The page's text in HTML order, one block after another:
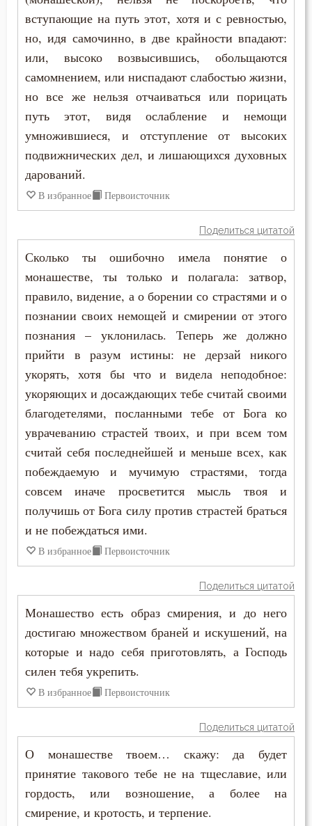
вступающие на путь этот, хотя и с ревностью,
но, идя самочинно, в две крайности впадают:
или, высоко возвысившись, обольщаются
самомнением, или ниспадают слабостью жизни,
но все же нельзя отчаиваться или порицать
путь этот, видя ослабление и немощи
умножившиеся, и отступление от высоких
подвижнических дел, и лишающихся духовных
дарований.
В избранное Первоисточник
Поделиться цитатой
Сколько ты ошибочно имела понятие о
монашестве, ты только и полагала: затвор,
правило, видение, а о борении со страстями и о
познании своих немощей и смирении от этого
познания – уклонилась. Теперь же должно
прийти в разум истины: не дерзай никого
укорять, хотя бы что и видела неподобное:
укоряющих и досаждающих тебе считай своими
благодетелями, посланными тебе от Бога ко
уврачеванию страстей твоих, и при всем том
считай себя последнейшей и меньше всех, как
побеждаемую и мучимую страстями, тогда
совсем иначе просветится мысль твоя и
получишь от Бога силу против страстей браться
и не побеждаться ими.
В избранное Первоисточник
Поделиться цитатой
Монашество есть образ смирения, и до него
достигаю множеством браней и искушений, на
которые и надо себя приготовлять, а Господь
силен тебя укрепить.
В избранное Первоисточник
Поделиться цитатой
О монашестве твоем… скажу: да будет
принятие такового тебе не на тщеславие, или
гордость, или возношение, а более на
смирение, и кротость, и терпение.